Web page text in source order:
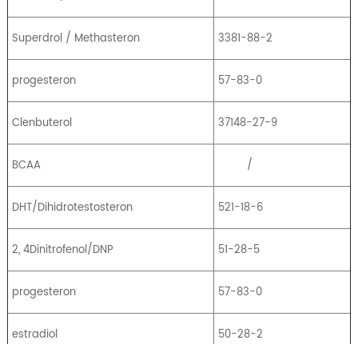
Superdrol / Methasteron 3381-88-2
progesteron 57-83-0
Clenbuterol 37148-27-9
BCAA /
DHT/Dihidrotestosteron 521-18-6
2, 4Dinitrofenol/DNP 51-28-5
progesteron 57-83-0
estradiol 50-28-2